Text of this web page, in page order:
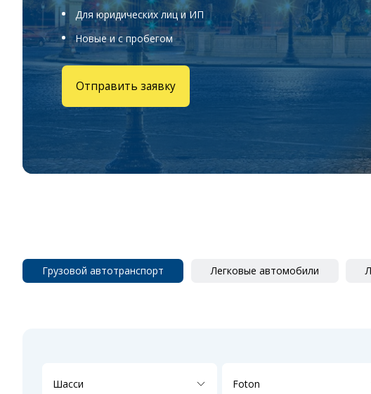
Для юридических лиц и ИП
Новые и с пробегом
Отправить заявку
Грузовой автотранспорт Легковые автомобили
Шасси Foton